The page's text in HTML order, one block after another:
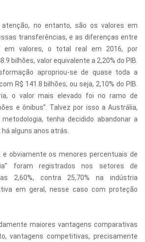
no entanto, são os valores em
transferências, e as diferenças entre
em valores, o total real em 2016, por
bilhões, valor equivalente a 2,20% do PIB.
apropriou-se de quase toda a
R$ 141.8 bilhões, ou seja, 2,10% do PIB.
o valor mais elevado foi no ramo de
e ônibus”. Talvez por isso a Austrália,
tenha decidido abandonar a
alguns anos atrás.
e obviamente os menores percentuais de
foram registrados nos setores de
2,60%, contra 25,70% na indústria
em geral, nesse caso com proteção
maiores vantagens comparativas
vantagens competitivas, precisamente